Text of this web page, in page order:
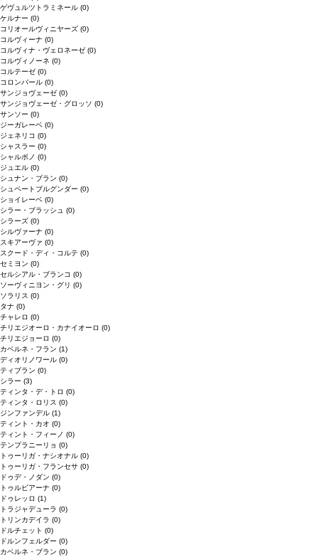
ゲヴュルツトラミネール (0)
ケルナー (0)
コリオールヴィニヤーズ (0)
コルヴィーナ (0)
コルヴィナ・ヴェロネーゼ (0)
コルヴィノーネ (0)
コルテーゼ (0)
コロンバール (0)
サンジョヴェーゼ (0)
サンジョヴェーゼ・グロッソ (0)
サンソー (0)
ジーガレーベ (0)
ジェネリコ (0)
シャスラー (0)
シャルボノ (0)
ジュエル (0)
シュナン・ブラン (0)
シュペートブルグンダー (0)
ショイレーベ (0)
シラー・ブラッシュ (0)
シラーズ (0)
シルヴァーナ (0)
スキアーヴァ (0)
スクード・ディ・コルテ (0)
セミヨン (0)
セルシアル・ブランコ (0)
ソーヴィニヨン・グリ (0)
ソラリス (0)
タナ (0)
チャレロ (0)
チリエジオーロ・カナイオーロ (0)
チリエジョーロ (0)
カベルネ・フラン (1)
ディオリノワール (0)
ティブラン (0)
シラー (3)
ティンタ・デ・トロ (0)
ティンタ・ロリス (0)
ジンファンデル (1)
ティント・カオ (0)
ティント・フィーノ (0)
テンプラニーリョ (0)
トゥーリガ・ナシオナル (0)
トゥーリガ・フランセサ (0)
ドゥデ・ノダン (0)
トゥルビアーナ (0)
ドゥレッロ (1)
トラジャデューラ (0)
トリンカデイラ (0)
ドルチェット (0)
ドルンフェルダー (0)
カベルネ・ブラン (0)